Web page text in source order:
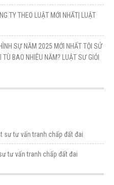
TY THEO LUẬT MỚI NHẤT| LUẬT
SỰ NĂM 2025 MỚI NHẤT TỘI SỬ
BAO NHIÊU NĂM? LUẬT SƯ GIỎI
sư tư vấn tranh chấp đất đai
tư vấn tranh chấp đất đai